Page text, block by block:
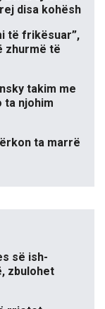
disa kohësh
të frikësuar”,
zhurmë të
takim me
ta njohim
ta marrë
së ish-
zbulohet